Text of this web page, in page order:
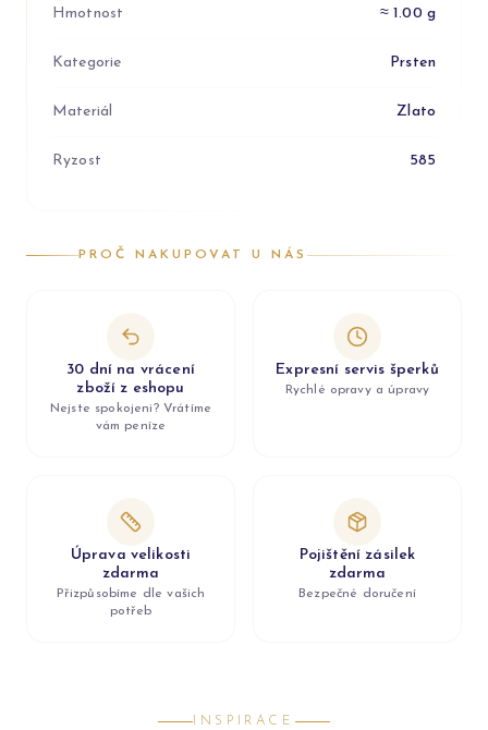
Hmotnost ≈ 1.00 g
Kategorie Prsten
Materiál Zlato
Ryzost 585
PROČ NAKUPOVAT U NÁS
30 dní na vrácení
zboží z eshopu
Nejste spokojeni? Vrátíme
vám peníze
Expresní servis šperků
Rychlé opravy a úpravy
Úprava velikosti
zdarma
Přizpůsobíme dle vašich
potřeb
Pojištění zásilek
zdarma
Bezpečné doručení
INSPIRACE